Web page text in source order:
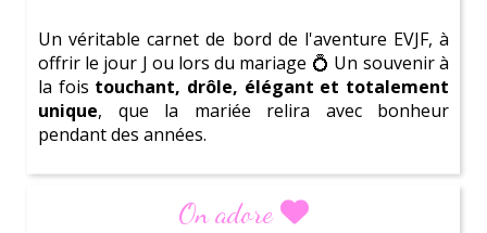
Ne perd plus une minute !
comment nous pouvons t'aider à créer l'événement
parfait pour la future mariée.
Un véritable carnet de bord de l'aventure EVJF, à
offrir le jour J ou lors du mariage 💍 Un souvenir à
la fois touchant, drôle, élégant et totalement
unique, que la mariée relira avec bonheur
pendant des années.
On adore